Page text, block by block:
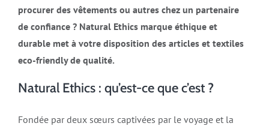
procurer des vêtements ou autres chez un partenaire
de confiance ? Natural Ethics marque éthique et
durable met à votre disposition des articles et textiles
eco-friendly de qualité.
Natural Ethics : qu’est-ce que c’est ?
Fondée par deux sœurs captivées par le voyage et la